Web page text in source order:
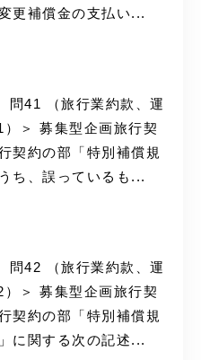
更補償金の支払い...
問41 （旅行業約款、運
＞ 募集型企画旅行契
契約の部「特別補償規
ち、誤っているも...
問42 （旅行業約款、運
＞ 募集型企画旅行契
契約の部「特別補償規
に関する次の記述...